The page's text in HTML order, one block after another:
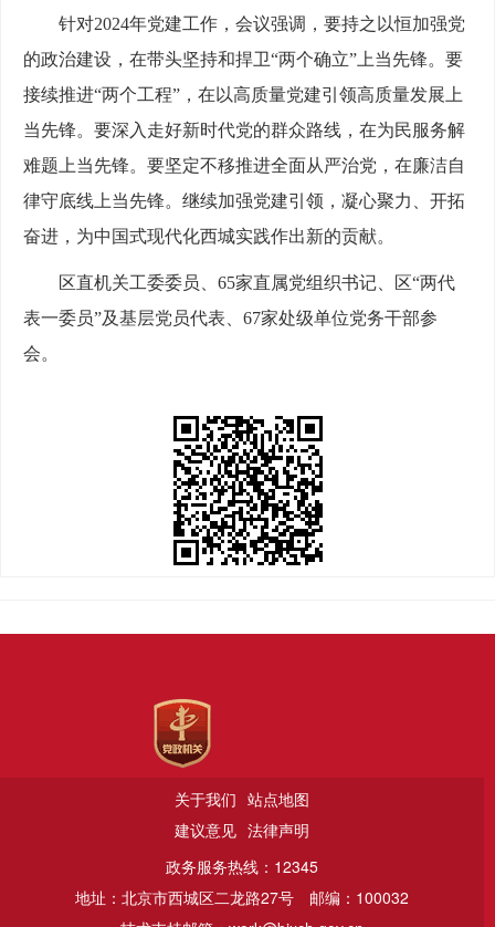
针对2024年党建工作，会议强调，要持之以恒加强党
的政治建设，在带头坚持和捍卫“两个确立”上当先锋。要
接续推进“两个工程”，在以高质量党建引领高质量发展上
当先锋。要深入走好新时代党的群众路线，在为民服务解
难题上当先锋。要坚定不移推进全面从严治党，在廉洁自
律守底线上当先锋。继续加强党建引领，凝心聚力、开拓
奋进，为中国式现代化西城实践作出新的贡献。
区直机关工委委员、65家直属党组织书记、区“两代
表一委员”及基层党员代表、67家处级单位党务干部参
会。
关于我们 站点地图
建议意见 法律声明
政务服务热线：12345
地址：北京市西城区二龙路27号
邮编：100032